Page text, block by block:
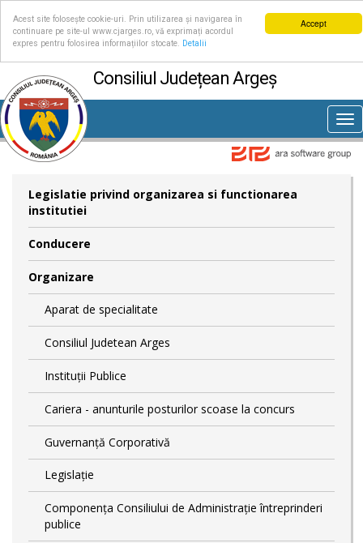
Accept
Acest site folosește cookie-uri. Prin utilizarea și navigarea în
continuare pe site-ul www.cjarges.ro, vă exprimați acordul
expres pentru folosirea informațiilor stocate.
Detalii
Consiliul Județean Argeș
Legislatie privind organizarea si functionarea
institutiei
Conducere
Organizare
Aparat de specialitate
Consiliul Judetean Arges
Instituții Publice
Cariera - anunturile posturilor scoase la concurs
Guvernanță Corporativă
Legislație
Componența Consiliului de Administrație întreprinderi
publice